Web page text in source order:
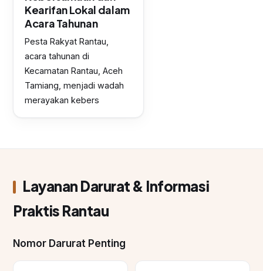
Kearifan Lokal dalam
Acara Tahunan
Pesta Rakyat Rantau,
acara tahunan di
Kecamatan Rantau, Aceh
Tamiang, menjadi wadah
merayakan kebers
Layanan Darurat & Informasi
Praktis Rantau
Nomor Darurat Penting